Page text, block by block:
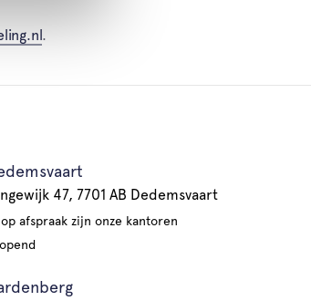
.
47, 7701 AB Dedemsvaart
op afspraak zijn onze kantoren